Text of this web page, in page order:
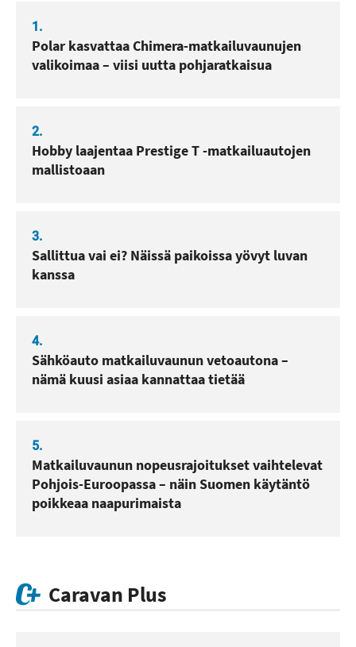
1.
Polar kasvattaa Chimera-matkailuvaunujen
valikoimaa – viisi uutta pohjaratkaisua
2.
Hobby laajentaa Prestige T -matkailuautojen
mallistoaan
3.
Sallittua vai ei? Näissä paikoissa yövyt luvan
kanssa
4.
Sähköauto matkailuvaunun vetoautona –
nämä kuusi asiaa kannattaa tietää
5.
Matkailuvaunun nopeusrajoitukset vaihtelevat
Pohjois-Euroopassa – näin Suomen käytäntö
poikkeaa naapurimaista
Caravan Plus